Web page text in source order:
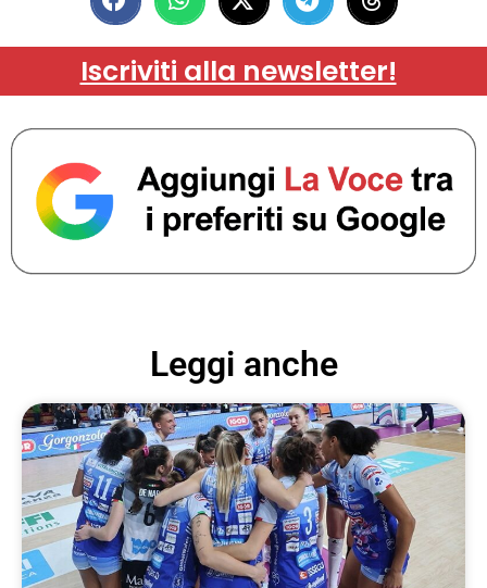
Iscriviti alla newsletter!
Leggi anche